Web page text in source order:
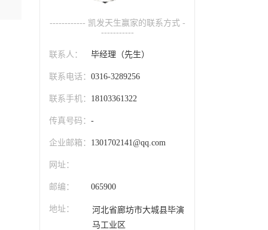
------------ 凯发天生赢家的联系方式 -
-----------
联系人： 毕经理（先生）
联系电话： 0316-3289256
联系手机： 18103361322
传真号码： -
企业邮箱： 1301702141@qq.com
网址：
邮编： 065900
地址：
河北省廊坊市大城县毕演
马工业区